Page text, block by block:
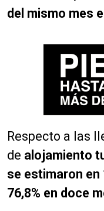
del mismo mes
Respecto a las
de alojamiento
se estimaron en
76,8% en doce